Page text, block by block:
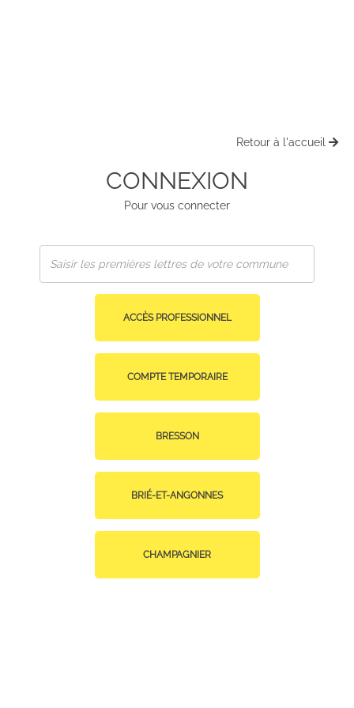
Retour à l'accueil
CONNEXION
Pour vous connecter
ACCÈS PROFESSIONNEL
COMPTE TEMPORAIRE
BRESSON
BRIÉ-ET-ANGONNES
CHAMPAGNIER